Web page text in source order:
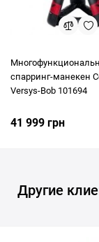
cпарринг-манекен
Versys-Bob 101694
41 999 грн
Другие